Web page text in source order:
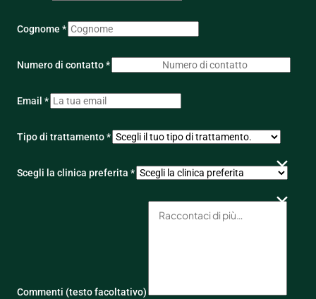
Cognome *
Numero di contatto *
Email *
Tipo di trattamento *
Scegli la clinica preferita *
Commenti (testo facoltativo)